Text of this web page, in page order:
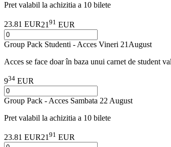
Pret valabil la achizitia a 10 bilete
23.81 EUR21 91 EUR
Group Pack Studenti - Acces Vineri 21August
Acces se face doar în baza unui carnet de student
934 EUR
Group Pack - Acces Sambata 22 August
Pret valabil la achizitia a 10 bilete
23.81 EUR2191 EUR